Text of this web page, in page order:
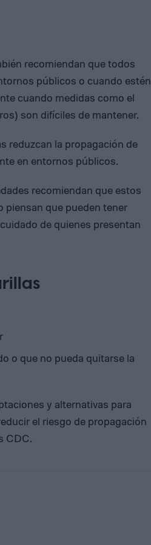
recomiendan que todos
públicos o cuando estén
cuando medidas como el
son difíciles de mantener.
reduzcan la propagación de
en entornos públicos.
recomiendan que estos
piensan que pueden tener
de quienes presentan
o que no pueda quitarse la
y alternativas para
el riesgo de propagación
CDC.